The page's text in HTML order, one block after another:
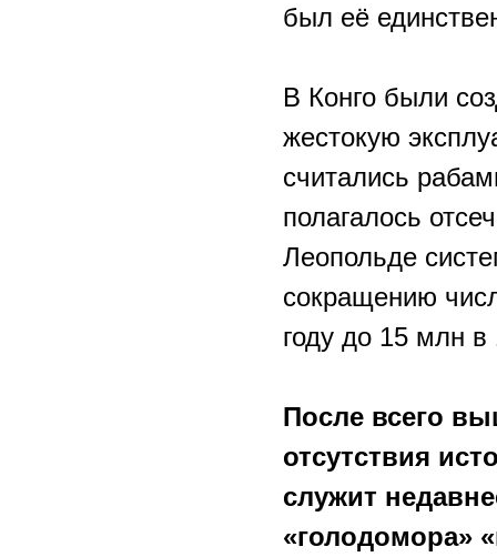
был её
В Конго были
жестокую
считались
полагалось
Леопольде
сокращению
году до 15 млн в
После всего
отсутствия
служит
«голодомора»